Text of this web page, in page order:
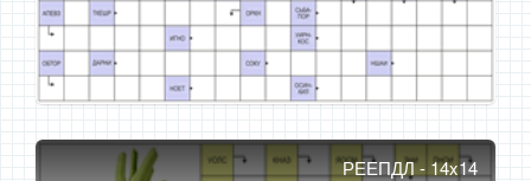
РЕЕПДЛ - 14x14